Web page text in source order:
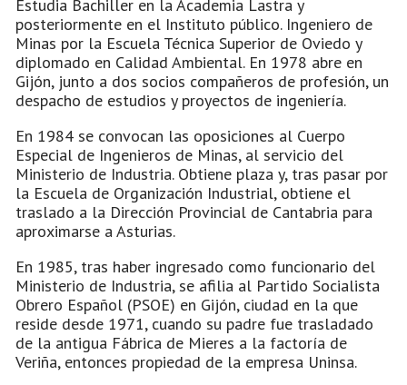
Estudia Bachiller en la Academia Lastra y
posteriormente en el Instituto público. Ingeniero de
Minas por la Escuela Técnica Superior de Oviedo y
diplomado en Calidad Ambiental. En 1978 abre en
Gijón, junto a dos socios compañeros de profesión, un
despacho de estudios y proyectos de ingeniería.
En 1984 se convocan las oposiciones al Cuerpo
Especial de Ingenieros de Minas, al servicio del
Ministerio de Industria. Obtiene plaza y, tras pasar por
la Escuela de Organización Industrial, obtiene el
traslado a la Dirección Provincial de Cantabria para
aproximarse a Asturias.
En 1985, tras haber ingresado como funcionario del
Ministerio de Industria, se afilia al Partido Socialista
Obrero Español (PSOE) en Gijón, ciudad en la que
reside desde 1971, cuando su padre fue trasladado
de la antigua Fábrica de Mieres a la factoría de
Veriña, entonces propiedad de la empresa Uninsa.